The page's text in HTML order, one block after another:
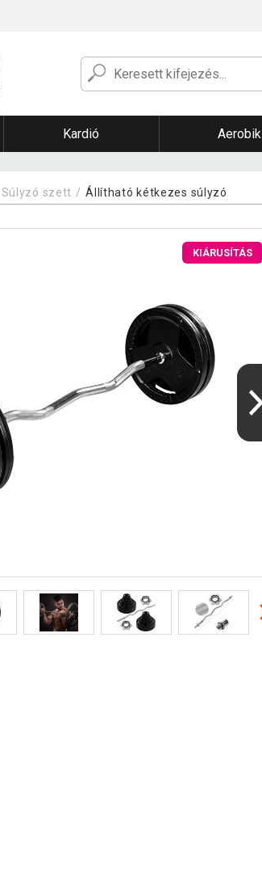
Kardió Aerobik
Súlyzó szett Állítható kétkezes súlyzó
KIÁRUSÍTÁS